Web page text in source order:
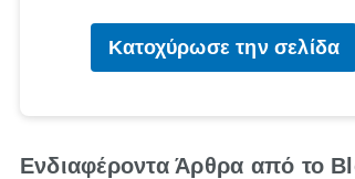
Κατοχύρωσε την σελίδα
Ενδιαφέροντα Άρθρα από το